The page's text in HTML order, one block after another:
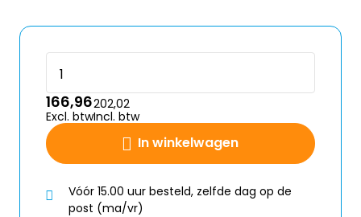
In winkelwagen
166,96
Excl. btw
202,02
Incl. btw
Vóór 15.00 uur besteld, zelfde dag op de
post (ma/vr)